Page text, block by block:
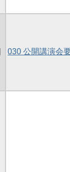
030 公開講演会